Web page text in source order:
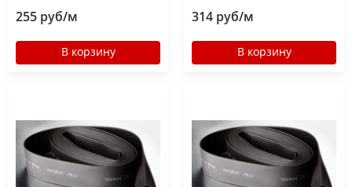
255 руб/м
В корзину
314 руб/м
В корзину